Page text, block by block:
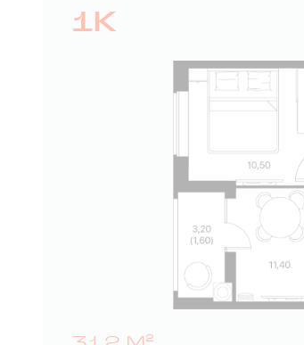
1К